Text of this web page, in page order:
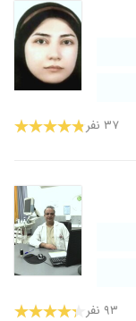
۳۷ نفر
۹۳ نفر